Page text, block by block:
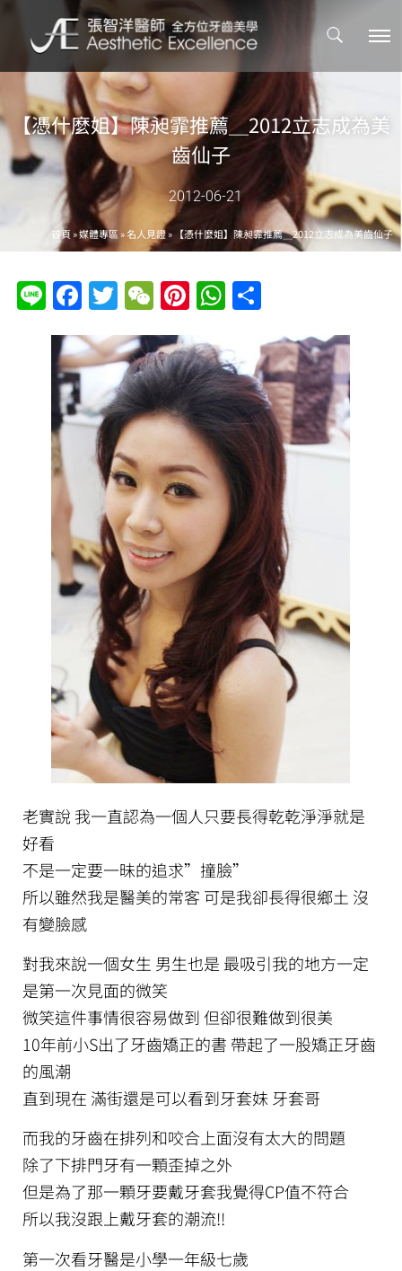
【憑什麼姐】陳昶霏推薦＿2012立志成為美
齒仙子
2012-06-21
首頁»媒體專區»名人見證»【憑什麼姐】陳昶霏推薦＿2012立志成為美齒仙子
LineFacebook
Twitter
WeChat
Pinterest
WhatsApp
老實說 我一直認為一個人只要長得乾乾淨淨就是
好看
不是一定要一昧的追求”撞臉”
所以雖然我是醫美的常客 可是我卻長得很鄉土 沒
有變臉感
對我來說一個女生 男生也是 最吸引我的地方一定
是第一次見面的微笑
微笑這件事情很容易做到 但卻很難做到很美
10年前小S出了牙齒矯正的書 帶起了一股矯正牙齒
的風潮
直到現在 滿街還是可以看到牙套妹 牙套哥
而我的牙齒在排列和咬合上面沒有太大的問題
除了下排門牙有一顆歪掉之外
但是為了那一顆牙要戴牙套我覺得CP值不符合
所以我沒跟上戴牙套的潮流!!
第一次看牙醫是小學一年級七歲